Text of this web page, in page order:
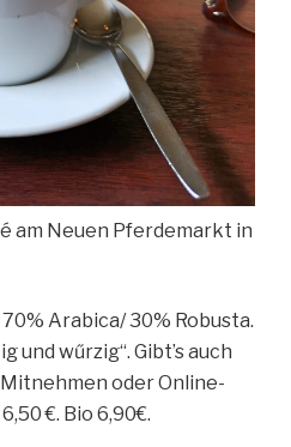
am Neuen Pferdemarkt in
70% Arabica/ 30% Robusta.
und wűrzig“. Gibt’s auch
oder Online-
€. Bio 6,90€.